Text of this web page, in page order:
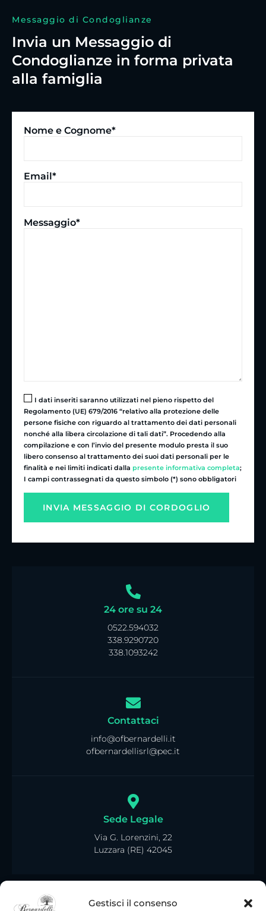
Gestisci il consenso
Messaggio di Condoglianze
Invia un Messaggio di
Condoglianze in forma privata
alla famiglia
Nome e Cognome*
Email*
Messaggio*
I dati inseriti saranno utilizzati nel pieno rispetto del
Regolamento (UE) 679/2016 “relativo alla protezione delle
persone fisiche con riguardo al trattamento dei dati personali
nonché alla libera circolazione di tali dati”. Procedendo alla
compilazione e con l’invio del presente modulo presta il suo
libero consenso al trattamento dei suoi dati personali per le
finalità e nei limiti indicati dalla presente informativa completa;
I campi contrassegnati da questo simbolo (*) sono obbligatori
24 ore su 24
0522.594032
338.9290720
338.1093242
Contattaci
info@ofbernardelli.it
ofbernardellisrl@pec.it
Sede Legale
Via G. Lorenzini, 22
Luzzara (RE) 42045